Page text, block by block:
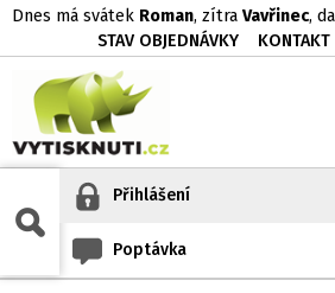
Dnes má svátek Roman, zítra Vavřinec,
STAV OBJEDNÁVKY
KONTAKT
Přihlášení
Poptávka